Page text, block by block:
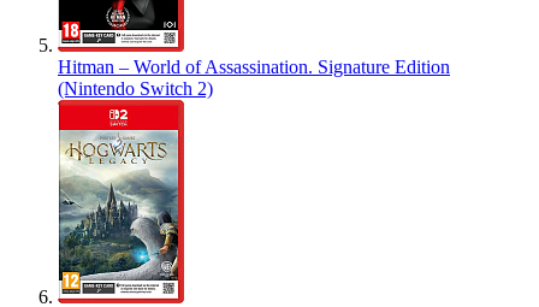
Hitman – World of Assassination. Signature Edition
(Nintendo Switch 2)